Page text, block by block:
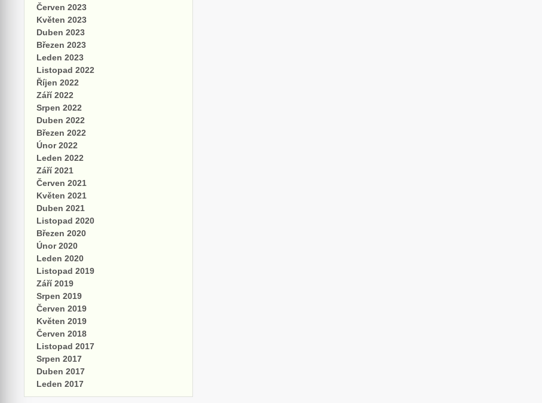
Červen 2023
Květen 2023
Duben 2023
Březen 2023
Leden 2023
Listopad 2022
Říjen 2022
Září 2022
Srpen 2022
Duben 2022
Březen 2022
Únor 2022
Leden 2022
Září 2021
Červen 2021
Květen 2021
Duben 2021
Listopad 2020
Březen 2020
Únor 2020
Leden 2020
Listopad 2019
Září 2019
Srpen 2019
Červen 2019
Květen 2019
Červen 2018
Listopad 2017
Srpen 2017
Duben 2017
Leden 2017